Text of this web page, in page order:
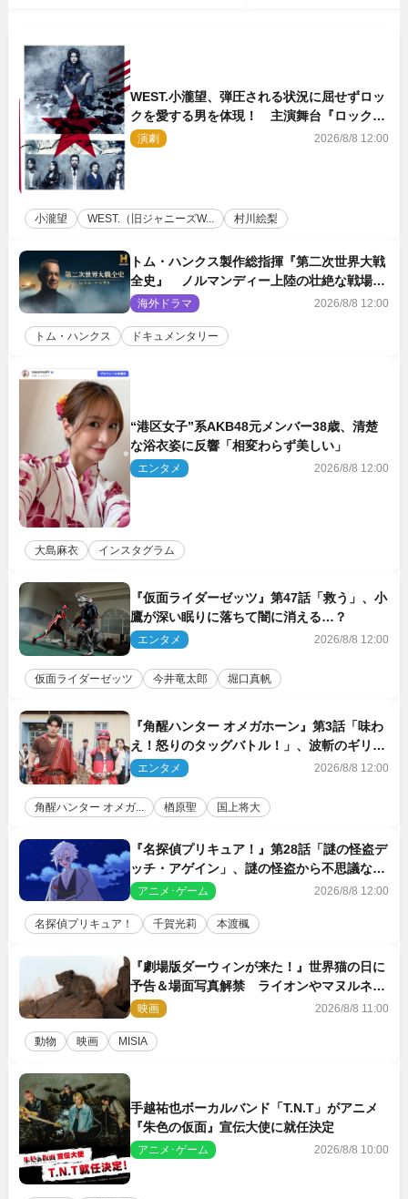
WEST.小瀧望、弾圧される状況に屈せずロッ
クを愛する男を体現！ 主演舞台『ロックン
ロール』ビジュアル解禁
演劇 2026/8/8 12:00
小瀧望 WEST.（旧ジャニーズW... 村川絵梨
トム・ハンクス製作総指揮『第二次世界大戦
全史』 ノルマンディー上陸の壮絶な戦場を
収めた特別映像解禁
海外ドラマ 2026/8/8 12:00
トム・ハンクス ドキュメンタリー
“港区女子”系AKB48元メンバー38歳、清楚
な浴衣姿に反響「相変わらず美しい」
エンタメ 2026/8/8 12:00
大島麻衣 インスタグラム
『仮面ライダーゼッツ』第47話「救う」、小
鷹が深い眠りに落ちて闇に消える…？
エンタメ 2026/8/8 12:00
仮面ライダーゼッツ 今井竜太郎 堀口真帆
『角醒ハンター オメガホーン』第3話「味わ
え！怒りのタッグバトル！」、波斬のギリコ
がハンターバトルを挑んできた！
エンタメ 2026/8/8 12:00
角醒ハンター オメガ... 楢原聖 国上将大
『名探偵プリキュア！』第28話「謎の怪盗デ
ッチ・アゲイン」、謎の怪盗から不思議な予
告状が届く
アニメ･ゲーム 2026/8/8 12:00
名探偵プリキュア！ 千賀光莉 本渡楓
『劇場版ダーウィンが来た！』世界猫の日に
予告＆場面写真解禁 ライオンやマヌルネコ
の赤ちゃんが大集合
映画 2026/8/8 11:00
動物 映画 MISIA
手越祐也ボーカルバンド「T.N.T」がアニメ
『朱色の仮面』宣伝大使に就任決定
アニメ･ゲーム 2026/8/8 10:00